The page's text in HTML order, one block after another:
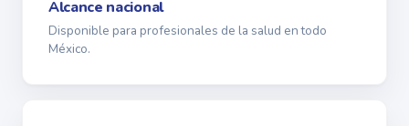
Alcance nacional
Disponible para profesionales de la salud en todo
México.